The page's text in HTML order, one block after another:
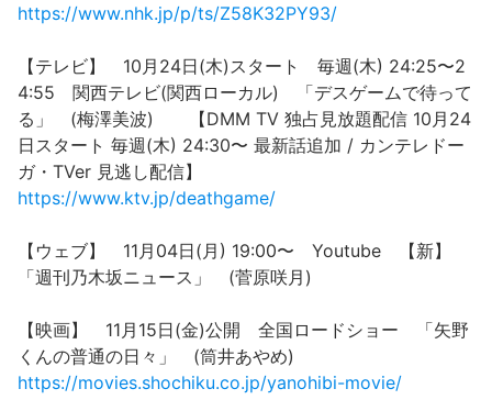
https://www.nhk.jp/p/ts/Z58K32PY93/
【テレビ】 10月24日(木)スタート 毎週(木) 24:25〜2
4:55 関西テレビ(関西ローカル) 「デスゲームで待って
る」 (梅澤美波) 【DMM TV 独占見放題配信 10月24
日スタート 毎週(木) 24:30〜 最新話追加 / カンテレドー
ガ・TVer 見逃し配信】
https://www.ktv.jp/deathgame/
【ウェブ】 11月04日(月) 19:00〜 Youtube 【新】
「週刊乃木坂ニュース」 (菅原咲月)
【映画】 11月15日(金)公開 全国ロードショー 「矢野
くんの普通の日々」 (筒井あやめ)
https://movies.shochiku.co.jp/yanohibi-movie/